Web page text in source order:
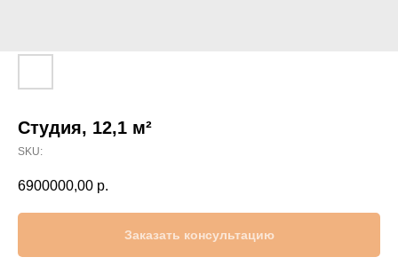
Студия, 12,1 м²
SKU:
6900000,00 р.
Заказать консультацию